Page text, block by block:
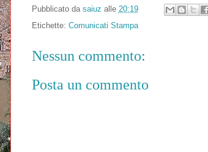
Pubblicato da saiuz alle 20:19
Etichette: Comunicati Stampa
Nessun commento:
Posta un commento